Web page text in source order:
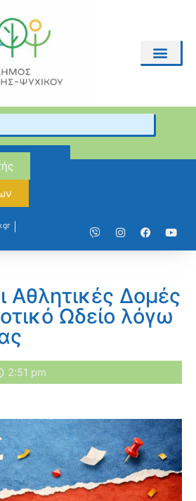
Αθλητικές Δομές
Ωδείο λόγω
2:51 pm